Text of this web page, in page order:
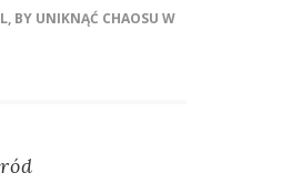
BY UNIKNĄĆ CHAOSU W